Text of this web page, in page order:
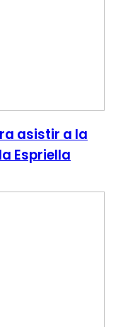
asistir a la
Espriella